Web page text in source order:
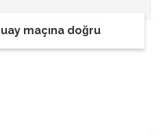
maçına doğru